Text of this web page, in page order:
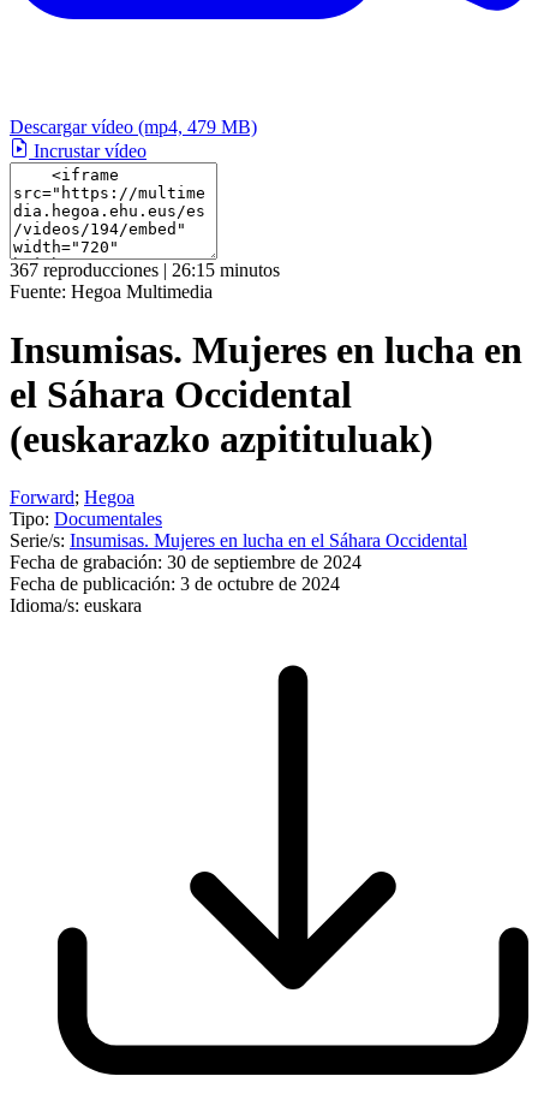
Descargar vídeo (mp4, 479 MB)
Incrustar vídeo
367 reproducciones | 26:15 minutos
Fuente: Hegoa Multimedia
Insumisas. Mujeres en lucha en
el Sáhara Occidental
(euskarazko azpitituluak)
Forward; Hegoa
Tipo: Documentales
Serie/s: Insumisas. Mujeres en lucha en el Sáhara Occidental
Fecha de grabación: 30 de septiembre de 2024
Fecha de publicación: 3 de octubre de 2024
Idioma/s: euskara